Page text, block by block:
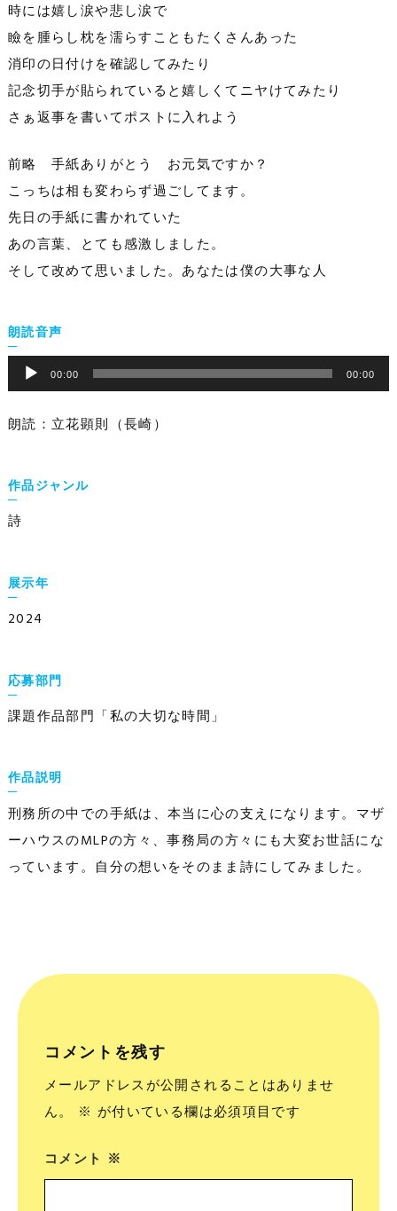
時には嬉し涙や悲し涙で
瞼を腫らし枕を濡らすこともたくさんあった
消印の日付けを確認してみたり
記念切手が貼られていると嬉しくてニヤけてみたり
さぁ返事を書いてポストに入れよう
前略 手紙ありがとう お元気ですか？
こっちは相も変わらず過ごしてます。
先日の手紙に書かれていた
あの言葉、とても感激しました。
そして改めて思いました。あなたは僕の大事な人
朗読音声
プ
レ
ー
ー
00:00 00:00
朗読：立花顕則（長崎）
作品ジャンル
詩
展示年
2024
応募部門
課題作品部門「私の大切な時間」
作品説明
刑務所の中での手紙は、本当に心の支えになります。マザ
ーハウスのMLPの方々、事務局の方々にも大変お世話にな
っています。自分の想いをそのまま詩にしてみました。
コメントを残す
メールアドレスが公開されることはありませ
ん。
※ が付いている欄は必須項目です
コメント ※